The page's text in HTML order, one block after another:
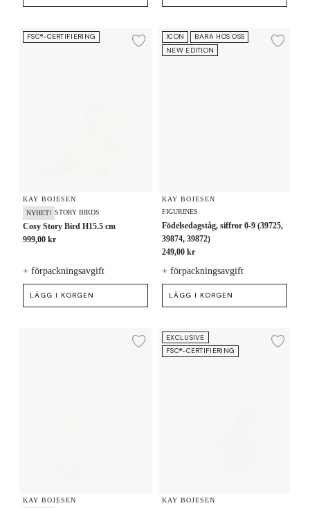
Cosy Story Bird H15.5 cm
FSC®-CERTIFIERING
Lägg till i önskelista
KAY BOJESEN
NYHET! STORY BIRDS
Cosy Story Bird H15.5 cm
999,00 kr
+ förpackningsavgift
LÄGG I KORGEN
Födelsedagståg, siffror 0-9
ICON
BARA HOS OSS
NEW EDITION
KAY BOJESEN
FIGURINES
Födelsedagståg, siffror 0-9 (39725,
39874, 39872)
249,00 kr
+ förpackningsavgift
LÄGG I KORGEN
Lägg till i önskelista
KAY BOJESEN
Peace Story Bird H15.5 cm
EXCLUSIVE
FSC®-CERTIFIERING
KAY BOJESEN